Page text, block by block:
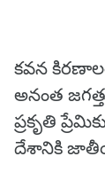
కవన
అనంత
ప్రకృతి
దేశానికి